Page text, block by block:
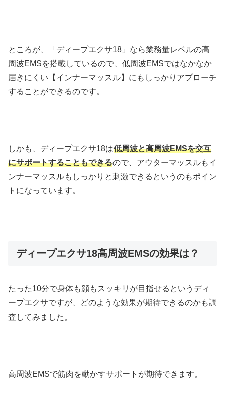
ところが、「ディープエクサ18」なら業務量レベルの高
周波EMSを搭載しているので、低周波EMSではなかなか
届きにくい【インナーマッスル】にもしっかりアプローチ
することができるのです。
しかも、ディープエクサ18は低周波と高周波EMSを交互
にサポートすることもできるので、アウターマッスルもイ
ンナーマッスルもしっかりと刺激できるというのもポイン
トになっています。
ディープエクサ18高周波EMSの効果は？
たった10分で身体も顔もスッキリが目指せるというディ
ープエクサですが、どのような効果が期待できるのかも調
査してみました。
高周波EMSで筋肉を動かすサポートが期待できます。